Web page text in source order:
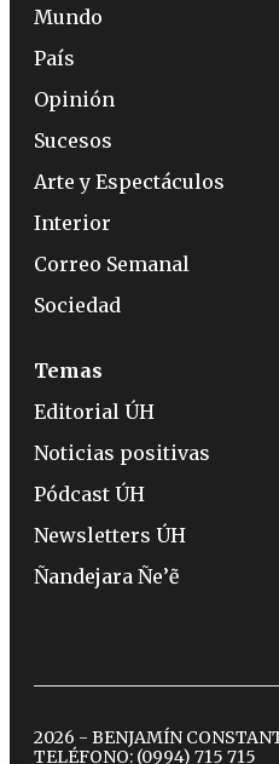
Mundo
País
Opinión
Sucesos
Arte y Espectáculos
Interior
Correo Semanal
Sociedad
Temas
Editorial ÚH
Noticias positivas
Pódcast ÚH
Newsletters ÚH
Ñandejara Ñe’ẽ
2026 - BENJAMÍN
TELÉFONO: (0994) 715 715